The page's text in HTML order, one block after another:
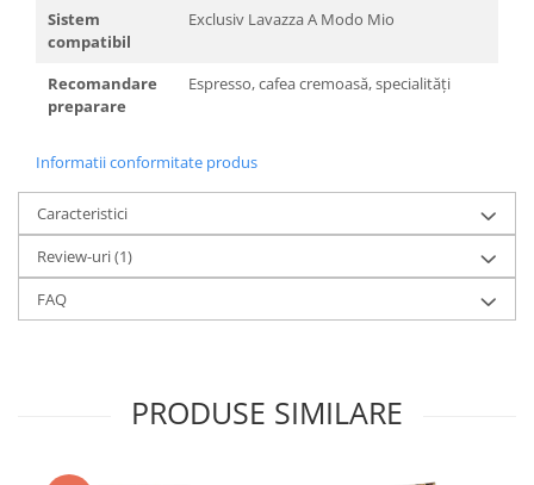
Sistem
compatibil
Exclusiv Lavazza A Modo Mio
Recomandare
preparare
Espresso, cafea cremoasă, specialități
Informatii conformitate produs
Caracteristici
Review-uri(1)
FAQ
PRODUSE SIMILARE